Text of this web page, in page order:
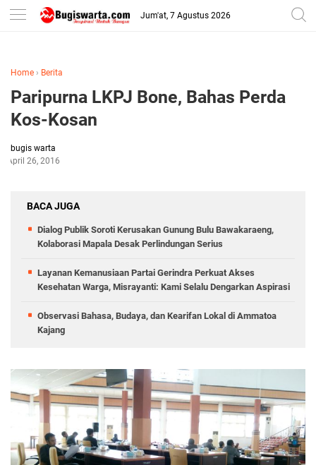
-->
Jum'at, 7 Agustus 2026
Home › Berita
Paripurna LKPJ Bone, Bahas Perda
Kos-Kosan
bugis warta
April 26, 2016
BACA JUGA
Dialog Publik Soroti Kerusakan Gunung Bulu Bawakaraeng,
Kolaborasi Mapala Desak Perlindungan Serius
Layanan Kemanusiaan Partai Gerindra Perkuat Akses
Kesehatan Warga, Misrayanti: Kami Selalu Dengarkan Aspirasi
Observasi Bahasa, Budaya, dan Kearifan Lokal di Ammatoa
Kajang